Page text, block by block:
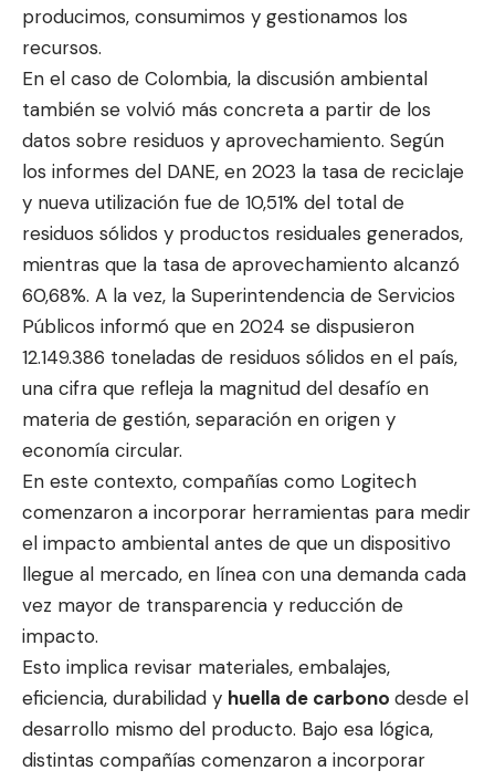
producimos, consumimos y gestionamos los
recursos.
En el caso de Colombia, la discusión ambiental
también se volvió más concreta a partir de los
datos sobre residuos y aprovechamiento. Según
los informes del DANE, en 2023 la tasa de reciclaje
y nueva utilización fue de 10,51% del total de
residuos sólidos y productos residuales generados,
mientras que la tasa de aprovechamiento alcanzó
60,68%. A la vez, la Superintendencia de Servicios
Públicos informó que en 2024 se dispusieron
12.149.386 toneladas de residuos sólidos en el país,
una cifra que refleja la magnitud del desafío en
materia de gestión, separación en origen y
economía circular.
En este contexto, compañías como Logitech
comenzaron a incorporar herramientas para medir
el impacto ambiental antes de que un dispositivo
llegue al mercado, en línea con una demanda cada
vez mayor de transparencia y reducción de
impacto.
Esto implica revisar materiales, embalajes,
eficiencia, durabilidad y huella de carbono desde el
desarrollo mismo del producto. Bajo esa lógica,
distintas compañías comenzaron a incorporar